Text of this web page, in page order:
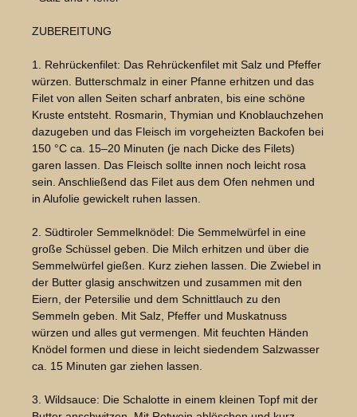
ZUBEREITUNG
1. Rehrückenfilet: Das Rehrückenfilet mit Salz und Pfeffer
würzen. Butterschmalz in einer Pfanne erhitzen und das
Filet von allen Seiten scharf anbraten, bis eine schöne
Kruste entsteht. Rosmarin, Thymian und Knoblauchzehen
dazugeben und das Fleisch im vorgeheizten Backofen bei
150 °C ca. 15–20 Minuten (je nach Dicke des Filets)
garen lassen. Das Fleisch sollte innen noch leicht rosa
sein. Anschließend das Filet aus dem Ofen nehmen und
in Alufolie gewickelt ruhen lassen.
2. Südtiroler Semmelknödel: Die Semmelwürfel in eine
große Schüssel geben. Die Milch erhitzen und über die
Semmelwürfel gießen. Kurz ziehen lassen. Die Zwiebel in
der Butter glasig anschwitzen und zusammen mit den
Eiern, der Petersilie und dem Schnittlauch zu den
Semmeln geben. Mit Salz, Pfeffer und Muskatnuss
würzen und alles gut vermengen. Mit feuchten Händen
Knödel formen und diese in leicht siedendem Salzwasser
ca. 15 Minuten gar ziehen lassen.
3. Wildsauce: Die Schalotte in einem kleinen Topf mit der